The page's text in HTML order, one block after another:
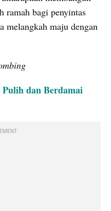
ramah bagi penyintas
melangkah maju dengan
Pulih dan Berdamai